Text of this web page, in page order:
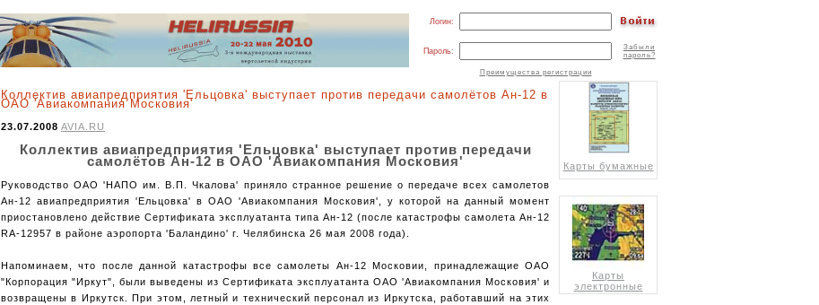
Логин:
Пароль:
Забыли
пароль?
Преимущества регистрации
Коллектив авиапредприятия 'Ельцовка' выступает против передачи самолётов Ан-12 в
ОАО 'Авиакомпания Московия'
23.07.2008 AVIA.RU
Коллектив авиапредприятия 'Ельцовка' выступает против передачи
самолётов Ан-12 в ОАО 'Авиакомпания Московия'
Руководство ОАО 'НАПО им. В.П. Чкалова' приняло странное решение о передаче всех самолетов
Ан-12 авиапредприятия 'Ельцовка' в ОАО 'Авиакомпания Московия', у которой на данный момент
приостановлено действие Сертификата эксплуатанта типа Ан-12 (после катастрофы самолета Ан-12
RA-12957 в районе аэропорта 'Баландино' г. Челябинска 26 мая 2008 года).
Напоминаем, что после данной катастрофы все самолеты Ан-12 Московии, принадлежащие ОАО
"Корпорация "Иркут", были выведены из Сертификата эксплуатанта ОАО 'Авиакомпания Московия' и
возвращены в Иркутск. При этом, летный и технический персонал из Иркутска, работавший на этих
Карты бумажные
Карты
электронные